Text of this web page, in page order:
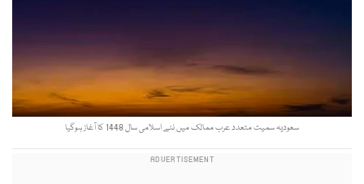
سعودیہ سمیت متعدد عرب ممالک میں نئے اسلامی سال 1448 کا آغاز ہوگیا